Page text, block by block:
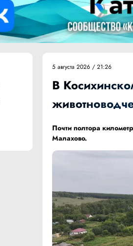
5 августа 2026 / 21:26
В
Почти полтора
Малахово.